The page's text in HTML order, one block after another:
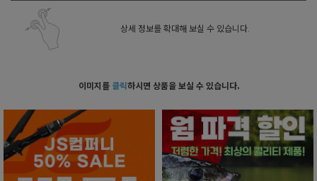
상세 정보를 확대해 보실 수 있습니다.
이미지를 클릭하시면 상품을 보실 수 있습니다.